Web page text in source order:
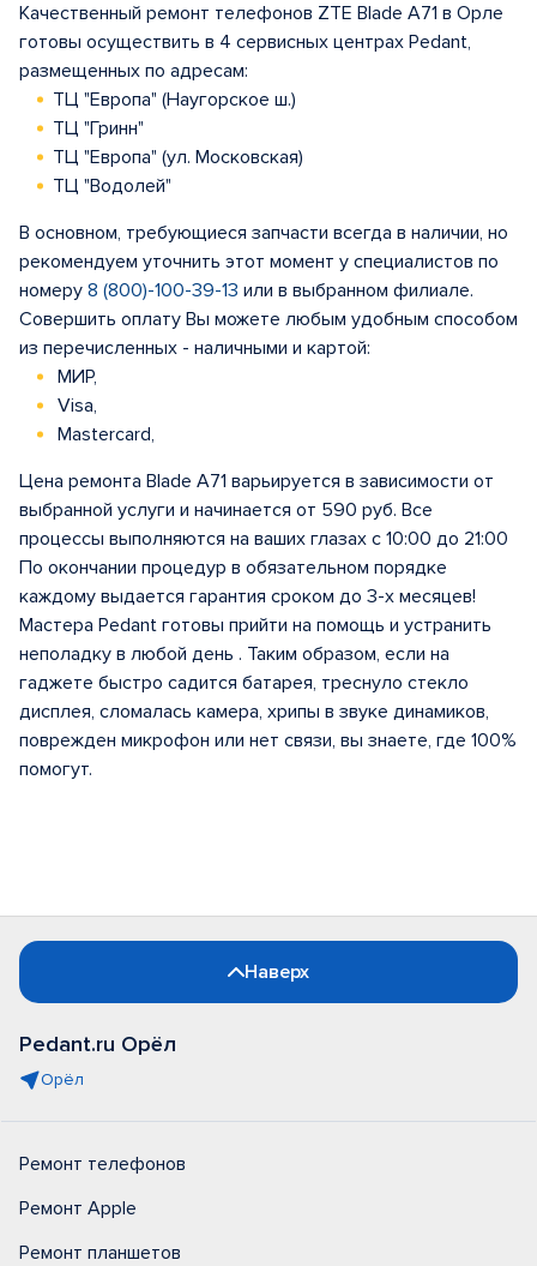
Качественный ремонт телефонов ZTE Blade A71 в Орле
готовы осуществить в 4 сервисных центрах Pedant,
размещенных по адресам:
ТЦ "Европа" (Наугорское ш.)
ТЦ "Гринн"
ТЦ "Европа" (ул. Московская)
ТЦ "Водолей"
В основном, требующиеся запчасти всегда в наличии, но
рекомендуем уточнить этот момент у специалистов по
номеру 8 (800)-100-39-13 или в выбранном филиале.
Совершить оплату Вы можете любым удобным способом
из перечисленных - наличными и картой:
МИР,
Visa,
Mastercard,
Цена ремонта Blade A71 варьируется в зависимости от
выбранной услуги и начинается от 590 руб. Все
процессы выполняются на ваших глазах с 10:00 до 21:00
По окончании процедур в обязательном порядке
каждому выдается гарантия сроком до 3-х месяцев!
Мастера Pedant готовы прийти на помощь и устранить
неполадку в любой день . Таким образом, если на
гаджете быстро садится батарея, треснуло стекло
дисплея, сломалась камера, хрипы в звуке динамиков,
поврежден микрофон или нет связи, вы знаете, где 100%
помогут.
Наверх
Pedant.ru Орёл
Орёл
Ремонт телефонов
Ремонт Apple
Ремонт планшетов